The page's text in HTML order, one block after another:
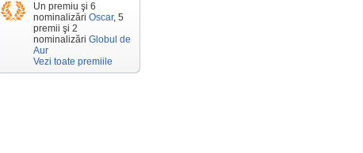
Un premiu şi 6
nominalizări Oscar, 5
premii şi 2
nominalizări Globul de
Aur
Vezi toate premiile